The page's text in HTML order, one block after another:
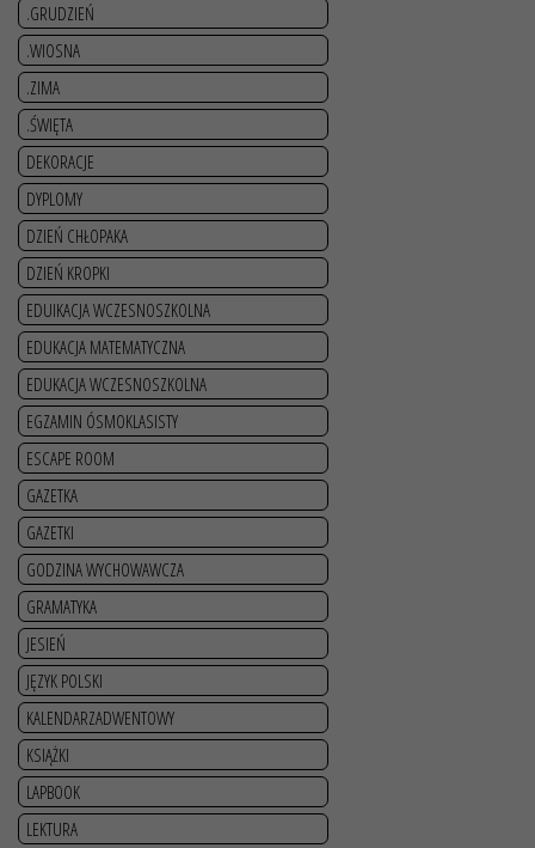
.GRUDZIEŃ
.WIOSNA
.ZIMA
.ŚWIĘTA
DEKORACJE
DYPLOMY
DZIEŃ CHŁOPAKA
DZIEŃ KROPKI
EDUIKACJA WCZESNOSZKOLNA
EDUKACJA MATEMATYCZNA
EDUKACJA WCZESNOSZKOLNA
EGZAMIN ÓSMOKLASISTY
ESCAPE ROOM
GAZETKA
GAZETKI
GODZINA WYCHOWAWCZA
GRAMATYKA
JESIEŃ
JĘZYK POLSKI
KALENDARZADWENTOWY
KSIĄŻKI
LAPBOOK
LEKTURA